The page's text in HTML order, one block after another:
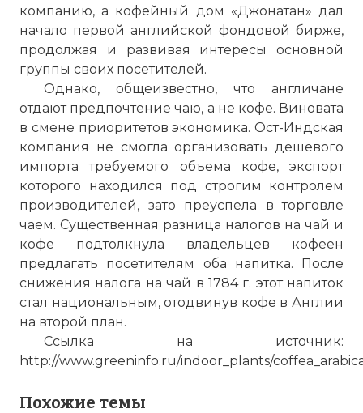
компанию, а кофейный дом «Джонатан» дал
начало первой английской фондовой бирже,
продолжая и развивая интересы основной
группы своих посетителей.
Однако, общеизвестно, что англичане
отдают предпочтение чаю, а не кофе. Виновата
в смене приоритетов экономика. Ост-Индская
компания не смогла организовать дешевого
импорта требуемого объема кофе, экспорт
которого находился под строгим контролем
производителей, зато преуспела в торговле
чаем. Существенная разница налогов на чай и
кофе подтолкнула владельцев кофеен
предлагать посетителям оба напитка. После
снижения налога на чай в 1784 г. этот напиток
стал национальным, отодвинув кофе в Англии
на второй план.
Ссылка на источник:
http://www.greeninfo.ru/indoor_plants/
Похожие темы